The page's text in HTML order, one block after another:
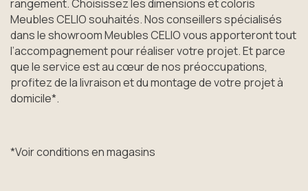
rangement. Choisissez les dimensions et coloris
Meubles CELIO souhaités. Nos conseillers spécialisés
dans le showroom Meubles CELIO vous apporteront tout
l’accompagnement pour réaliser votre projet. Et parce
que le service est au cœur de nos préoccupations,
profitez de la livraison et du montage de votre projet à
domicile*.
*Voir conditions en magasins